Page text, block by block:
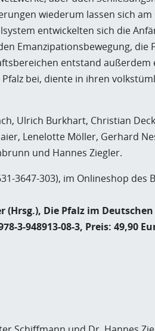
wiederum lassen sich
entwickelten sich die
Emanzipationsbewegung, die
entstand
bei, diente in ihren
Ulrich Burkhart, Christian
Lenelotte Möller, Gerhard
und Hannes Ziegler.
3647-303), im Onlineshop des
Die Pfalz im
3-948913-08-3, Preis: 49,90